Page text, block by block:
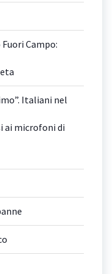
Campo:
Italiani nel
ai microfoni di